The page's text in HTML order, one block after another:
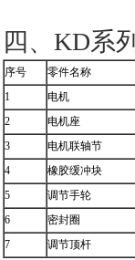
四、KD系
序号
零件名称
1
电机
2
电机座
3
电机联轴节
4
橡胶缓冲块
5
调节手轮
6
密封圈
7
调节顶杆